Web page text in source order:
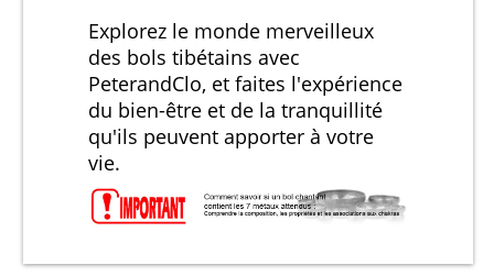
Explorez le monde merveilleux
des bols tibétains avec
PeterandClo, et faites l'expérience
du bien-être et de la tranquillité
qu'ils peuvent apporter à votre
vie.